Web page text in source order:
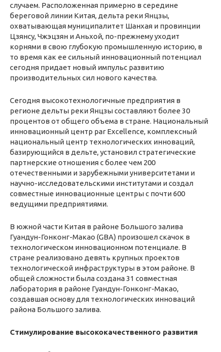
случаем. Расположенная примерно в середине
береговой линии Китая, дельта реки Янцзы,
охватывающая муниципалитет Шанхая и провинции
Цзянсу, Чжэцзян и Аньхой, по-прежнему уходит
корнями в свою глубокую промышленную историю, в
то время как ее сильный инновационный потенциал
сегодня придает новый импульс развитию
производительных сил нового качества.
Сегодня высокотехнологичные предприятия в
регионе дельты реки Янцзы составляют более 30
процентов от общего объема в стране. Национальный
инновационный центр par Excellence, комплексный
национальный центр технологических инноваций,
базирующийся в дельте, установил стратегические
партнерские отношения с более чем 200
отечественными и зарубежными университетами и
научно-исследовательскими институтами и создал
совместные инновационные центры с почти 600
ведущими предприятиями.
В южной части Китая в районе Большого залива
Гуандун-Гонконг-Макао (GBA) произошел скачок в
технологическом инновационном потенциале. В
стране реализовано девять крупных проектов
технологической инфраструктуры в этом районе. В
общей сложности была создана 31 совместная
лаборатория в районе Гуандун-Гонконг-Макао,
создавшая основу для технологических инноваций
района Большого залива.
Стимулирование высококачественного развития